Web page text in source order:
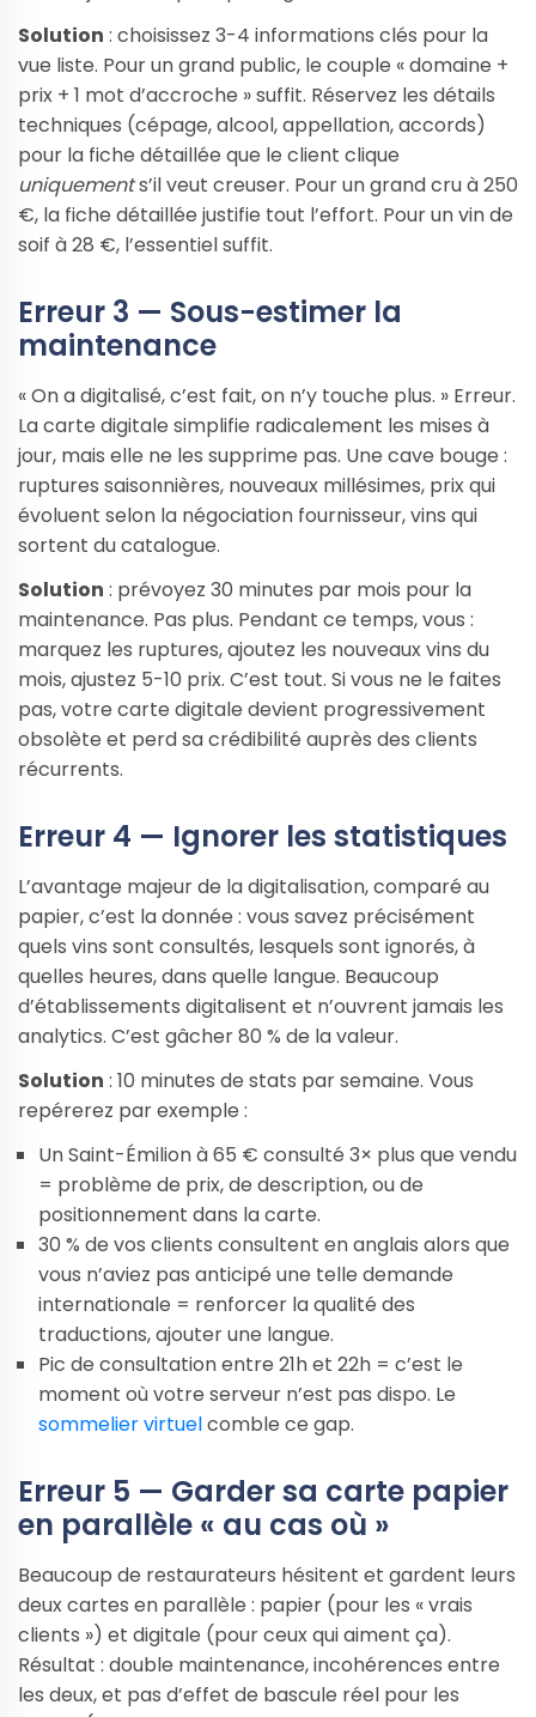
Solution : choisissez 3-4 informations clés pour la
vue liste. Pour un grand public, le couple « domaine +
prix + 1 mot d’accroche » suffit. Réservez les détails
techniques (cépage, alcool, appellation, accords)
pour la fiche détaillée que le client clique
uniquements’il veut creuser. Pour un grand cru à 250
€, la fiche détaillée justifie tout l’effort. Pour un vin de
soif à 28 €, l’essentiel suffit.
Erreur 3 — Sous-estimer la
maintenance
« On a digitalisé, c’est fait, on n’y touche plus. » Erreur.
La carte digitale simplifie radicalement les mises à
jour, mais elle ne les supprime pas. Une cave bouge :
ruptures saisonnières, nouveaux millésimes, prix qui
évoluent selon la négociation fournisseur, vins qui
sortent du catalogue.
Solution : prévoyez 30 minutes par mois pour la
maintenance. Pas plus. Pendant ce temps, vous :
marquez les ruptures, ajoutez les nouveaux vins du
mois, ajustez 5-10 prix. C’est tout. Si vous ne le faites
pas, votre carte digitale devient progressivement
obsolète et perd sa crédibilité auprès des clients
récurrents.
Erreur 4 — Ignorer les statistiques
L’avantage majeur de la digitalisation, comparé au
papier, c’est la donnée : vous savez précisément
quels vins sont consultés, lesquels sont ignorés, à
quelles heures, dans quelle langue. Beaucoup
d’établissements digitalisent et n’ouvrent jamais les
analytics. C’est gâcher 80 % de la valeur.
Solution : 10 minutes de stats par semaine. Vous
repérerez par exemple :
Un Saint-Émilion à 65 € consulté 3× plus que vendu
= problème de prix, de description, ou de
positionnement dans la carte.
30 % de vos clients consultent en anglais alors que
vous n’aviez pas anticipé une telle demande
internationale = renforcer la qualité des
traductions, ajouter une langue.
Pic de consultation entre 21h et 22h = c’est le
moment où votre serveur n’est pas dispo. Le
sommelier virtuelcomble ce gap.
Erreur 5 — Garder sa carte papier
en parallèle « au cas où »
Beaucoup de restaurateurs hésitent et gardent leurs
deux cartes en parallèle : papier (pour les « vrais
clients ») et digitale (pour ceux qui aiment ça).
Résultat : double maintenance, incohérences entre
les deux, et pas d’effet de bascule réel pour les